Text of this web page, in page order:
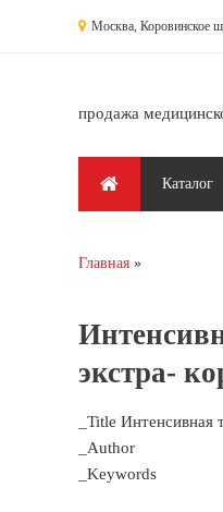
Москва, Коровинское
продажа
Главное менюКаталог
Вы здесь
Главная
экстра-
_Title Интенсивная
_Author
_Keywords